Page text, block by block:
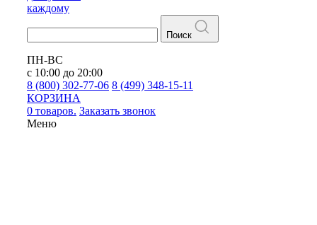
каждому
Поиск
ПН-ВС
с 10:00 до 20:00
8 (800) 302-77-06 8 (499) 348-15-11
КОРЗИНА
0 товаров. Заказать звонок
Меню